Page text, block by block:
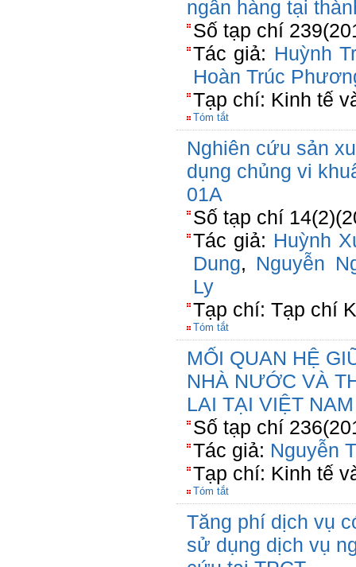
ngân hàng tại
Số tạp chí
Tác giả: Huỳnh
Hoàn Trúc
Tạp chí: Kinh tế
Tóm tắt
Nghiên cứu sản
dụng chủng vi
01A
Số tạp chí
Tác giả: Huỳnh
Dung, Nguyễn
Ly
Tạp chí: Tạp chí
Tóm tắt
MỐI QUAN HỆ
NHÀ NƯỚC VÀ
LAI TẠI VIỆT NAM
Số tạp chí
Tác giả: Nguyễn
Tạp chí: Kinh tế
Tóm tắt
Tăng phí dịch vụ
sử dụng dịch vụ